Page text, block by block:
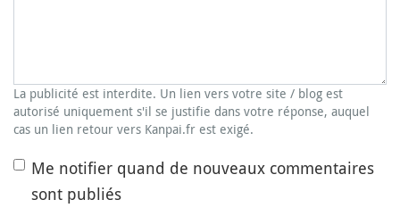
La publicité est interdite. Un lien vers votre site / blog est
autorisé uniquement s'il se justifie dans votre réponse, auquel
cas un lien retour vers Kanpai.fr est exigé.
Me notifier quand de nouveaux commentaires
sont publiés